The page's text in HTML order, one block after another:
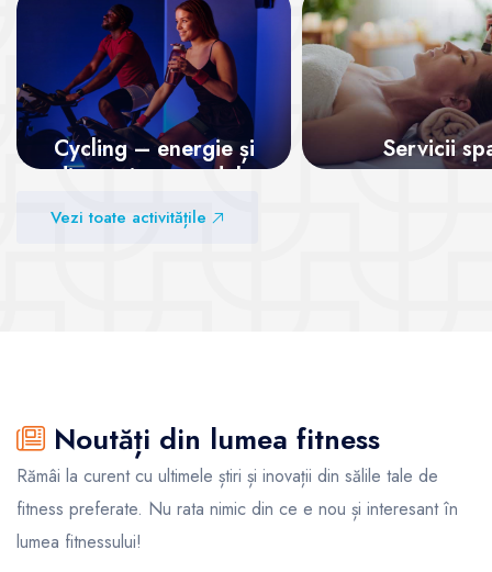
Cycling – energie și
distracție pe pedale
Servicii
Vezi toate activitățile
Noutăți din lumea fitness
Rămâi la curent cu ultimele știri și inovații din sălile tale de
fitness preferate. Nu rata nimic din ce e nou și interesant în
lumea fitnessului!